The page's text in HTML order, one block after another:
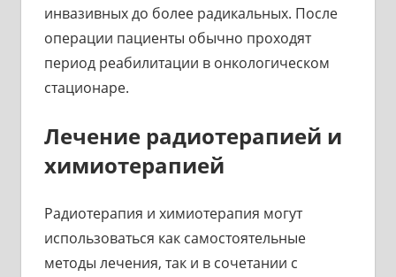
инвазивных до более радикальных. После
операции пациенты обычно проходят
период реабилитации в онкологическом
стационаре.
Лечение радиотерапией и
химиотерапией
Радиотерапия и химиотерапия могут
использоваться как самостоятельные
методы лечения, так и в сочетании с